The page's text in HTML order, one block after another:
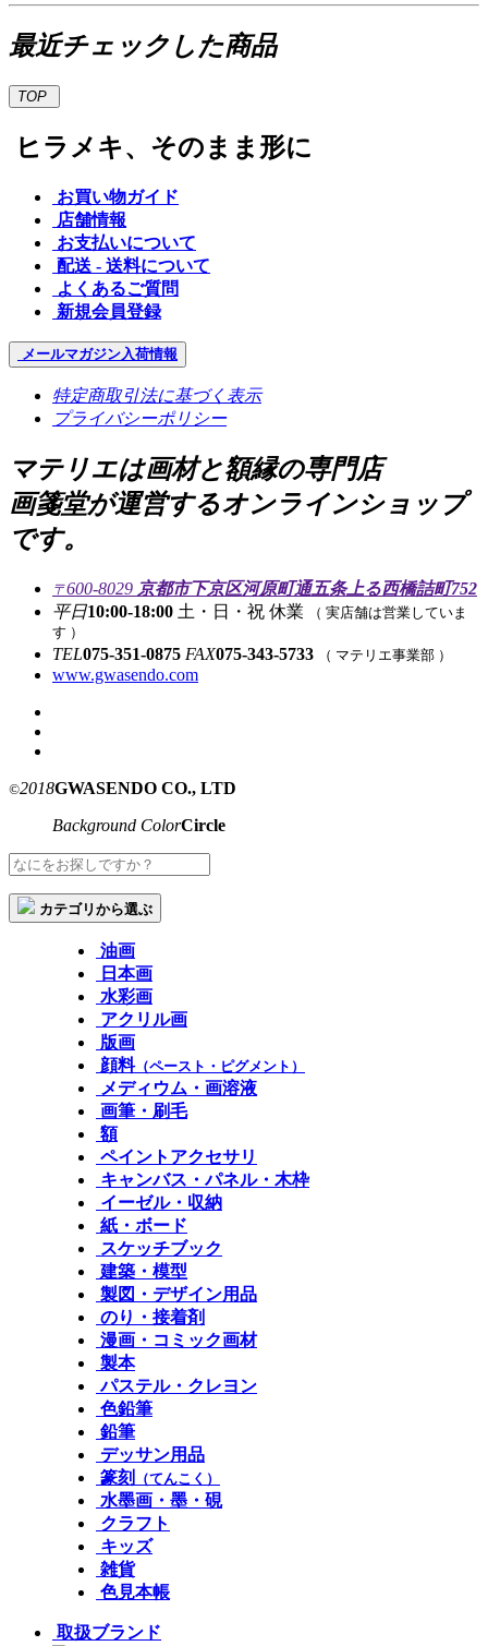
最近チェックした商品
TOP
ヒラメキ、そのまま形に
お買い物ガイド
店舗情報
お支払いについて
配送 - 送料について
よくあるご質問
新規会員登録
メールマガジン入荷情報
特定商取引法に基づく表示
プライバシーポリシー
マテリエは画材と額縁の専門店
画箋堂が運営するオンラインショップ
です。
〒600-8029 京都市下京区河原町通五条上る西橋詰町752
平日10:00-18:00 土・日・祝 休業 （ 実店舗は営業していま
す ）
TEL075-351-0875 FAX075-343-5733 （ マテリエ事業部 ）
www.gwasendo.com
©2018GWASENDO CO., LTD
Background ColorCircle
カテゴリから選ぶ
油画
日本画
水彩画
アクリル画
版画
顔料（ペースト・ピグメント）
メディウム・画溶液
画筆・刷毛
額
ペイントアクセサリ
キャンバス・パネル・木枠
イーゼル・収納
紙・ボード
スケッチブック
建築・模型
製図・デザイン用品
のり・接着剤
漫画・コミック画材
製本
パステル・クレヨン
色鉛筆
鉛筆
デッサン用品
篆刻
（てんこく）
水墨画・墨・硯
クラフト
キッズ
雑貨
色見本帳
取扱ブランド